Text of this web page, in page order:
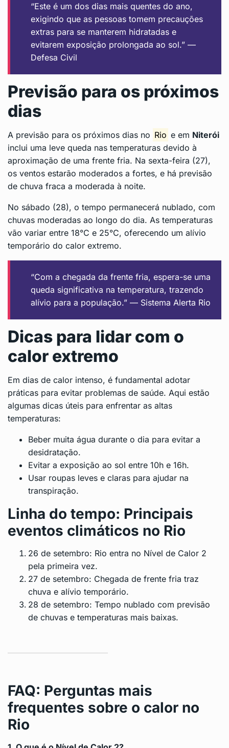
“Este é um dos dias mais quentes do ano,
exigindo que as pessoas tomem precauções
extras para se manterem hidratadas e
evitarem exposição prolongada ao sol.” —
Defesa Civil
Previsão para os próximos
dias
A previsão para os próximos dias no Rio e em Niterói
inclui uma leve queda nas temperaturas devido à
aproximação de uma frente fria. Na sexta-feira (27),
os ventos estarão moderados a fortes, e há previsão
de chuva fraca a moderada à noite.
No sábado (28), o tempo permanecerá nublado, com
chuvas moderadas ao longo do dia. As temperaturas
vão variar entre 18°C e 25°C, oferecendo um alívio
temporário do calor extremo.
“Com a chegada da frente fria, espera-se uma
queda significativa na temperatura, trazendo
alívio para a população.” — Sistema Alerta Rio
Dicas para lidar com o
calor extremo
Em dias de calor intenso, é fundamental adotar
práticas para evitar problemas de saúde. Aqui estão
algumas dicas úteis para enfrentar as altas
temperaturas:
Beber muita água durante o dia para evitar a
desidratação.
Evitar a exposição ao sol entre 10h e 16h.
Usar roupas leves e claras para ajudar na
transpiração.
Linha do tempo: Principais
eventos climáticos no Rio
26 de setembro: Rio entra no Nível de Calor 2
pela primeira vez.
27 de setembro: Chegada de frente fria traz
chuva e alívio temporário.
28 de setembro: Tempo nublado com previsão
de chuvas e temperaturas mais baixas.
FAQ: Perguntas mais
frequentes sobre o calor no
Rio